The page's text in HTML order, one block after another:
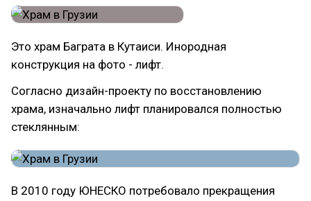
Это храм Баграта в Кутаиси. Инородная
конструкция на фото - лифт.
Согласно дизайн-проекту по восстановлению
храма, изначально лифт планировался полностью
стеклянным:
В 2010 году ЮНЕСКО потребовало прекращения